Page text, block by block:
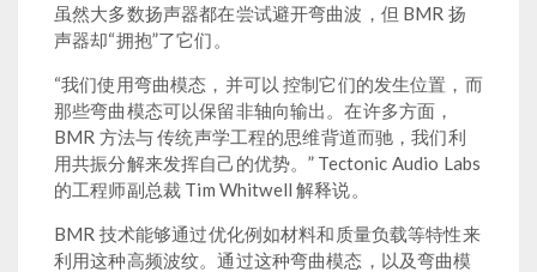
虽然大多数扬声器都在尝试避开弯曲波，但 BMR 扬
声器却“拥抱”了它们。
“我们使用弯曲模态，并可以 控制它们的发生位置，而
那些弯曲模态可以保留非轴向输出。在许多方面，
BMR 方法与 传统声学工程的思维背道而驰，我们利
用共振分解来发挥自己的优势。” Tectonic Audio Labs
的工程师副总裁 Tim Whitwell 解释说。
BMR 技术能够通过优化例如材料和质量负载等特性来
利用这种高频波纹。通过这种弯曲模态，以及弯曲模